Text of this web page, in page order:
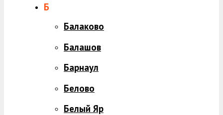
Б
Балаково
Балашов
Барнаул
Белово
Белый Яр